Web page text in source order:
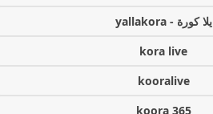
يلا كورة - yallakora
kora live
kooralive
koora 365